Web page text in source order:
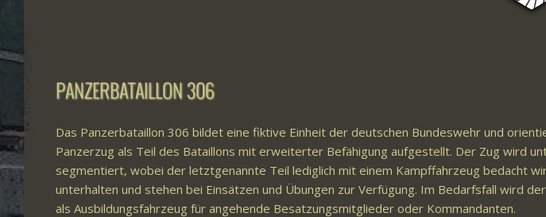
PANZERBATAILLON 306
Das Panzerbataillon 306 bildet eine fiktive Einheit der deutschen Bundeswehr und
Panzerzug als Teil des Bataillons mit erweiterter Befähigung aufgestellt. Der Zug wird
segmentiert, wobei der letztgenannte Teil lediglich mit einem Kampffahrzeug bedacht
unterhalten und stehen bei Einsätzen und Übungen zur Verfügung. Im Bedarfsfall wird
als Ausbildungsfahrzeug für angehende Besatzungsmitglieder oder Kommandanten.